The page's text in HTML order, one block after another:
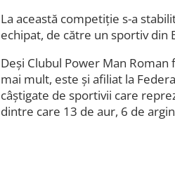
La această competiţie s-a
echipat, de către un sportiv din
Deşi Clubul Power Man
mai mult, este şi afiliat la
câştigate de sportivii care
dintre care 13 de aur, 6 de